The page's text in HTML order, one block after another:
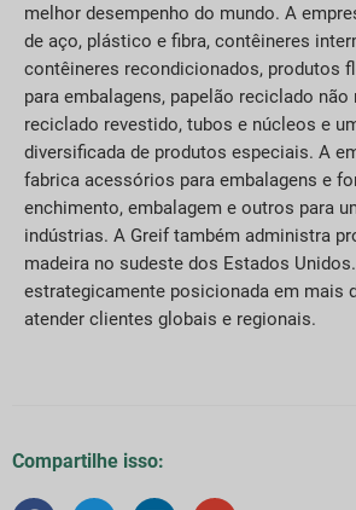
melhor desempenho do mundo. A
de aço, plástico e fibra, contêineres
contêineres recondicionados, produtos
para embalagens, papelão reciclado não
reciclado revestido, tubos e núcleos e
diversificada de produtos especiais. A
fabrica acessórios para embalagens e
enchimento, embalagem e outros para
indústrias. A Greif também administra
madeira no sudeste dos Estados
estrategicamente posicionada em mais
atender clientes globais e regionais.
Compartilhe isso: